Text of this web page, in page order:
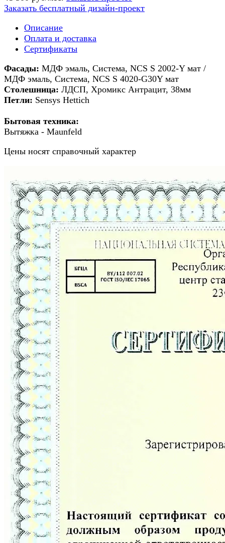
Заказать бесплатный дизайн-проект
Описание
Оплата и доставка
Сертификаты
Фасады: МДФ эмаль, Система, NCS S 2002-Y мат /
МДФ эмаль, Система, NCS S 4020-G30Y мат
Столешница: ЛДСП, Хромикс Антрацит, 38мм
Петли: Sensys Hettich
Бытовая техника:
Вытяжка - Maunfeld
Цены носят справочный характер